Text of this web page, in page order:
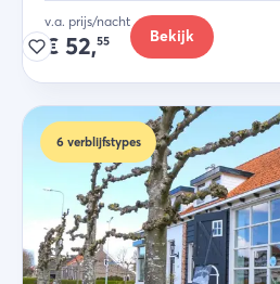
v.a. prijs/nacht
€ 52,55 Bekijk
6 verblijfstypes